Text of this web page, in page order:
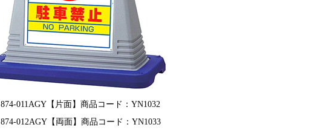
874-011AGY【片面】商品コード：YN1032
874-012AGY【両面】商品コード：YN1033